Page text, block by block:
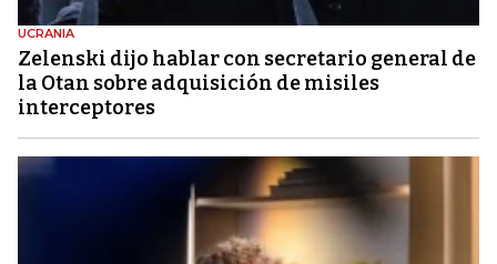
UCRANIA
Zelenski dijo hablar con secretario general de
la Otan sobre adquisición de misiles
interceptores